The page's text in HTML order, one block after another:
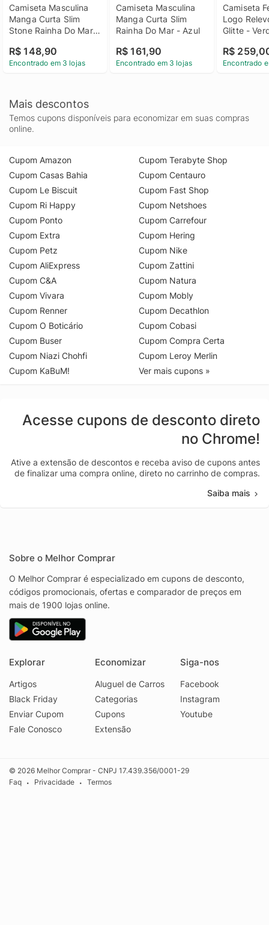
Camiseta Masculina
Manga Curta Slim
Stone Rainha Do Mar
R$ 148,90
Encontrado em 3 lojas
Camiseta Masculina
Manga Curta Slim
Rainha Do Mar - Azul
R$ 161,90
Encontrado em 3 lojas
Camiseta
Logo
Glitte -
Logo
Glitte
R$
Encontrado
Mais descontos
Temos cupons disponíveis para economizar em suas compras
online.
Cupom Amazon
Cupom Casas Bahia
Cupom Le Biscuit
Cupom Ri Happy
Cupom Ponto
Cupom Extra
Cupom Petz
Cupom AliExpress
Cupom C&A
Cupom Vivara
Cupom Renner
Cupom O Boticário
Cupom Buser
Cupom Niazi Chohfi
Cupom KaBuM!
Cupom Terabyte Shop
Cupom Centauro
Cupom Fast Shop
Cupom Netshoes
Cupom Carrefour
Cupom Hering
Cupom Nike
Cupom Zattini
Cupom Natura
Cupom Mobly
Cupom Decathlon
Cupom Cobasi
Cupom Compra Certa
Cupom Leroy Merlin
Ver mais cupons »
Acesse cupons de desconto direto
no Chrome!
Ative a extensão de descontos e receba aviso de cupons antes
de finalizar uma compra online, direto no carrinho de compras.
Saiba mais
Sobre o Melhor Comprar
O Melhor Comprar é especializado em cupons de desconto,
códigos promocionais, ofertas e comparador de preços em
mais de 1900 lojas online.
Explorar
Artigos
Black Friday
Enviar Cupom
Fale Conosco
Economizar
Aluguel de Carros
Categorias
Cupons
Extensão
Siga-nos
Facebook
Instagram
Youtube
© 2026 Melhor Comprar - CNPJ 17.439.356/0001-29
Faq
• Privacidade • Termos